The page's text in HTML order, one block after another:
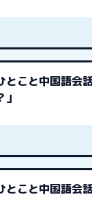
とこと中国語会
とこと中国語会